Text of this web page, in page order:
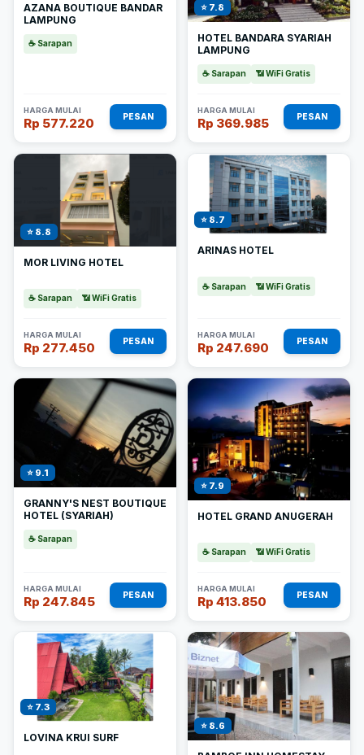
AZANA BOUTIQUE BANDAR
LAMPUNG
☕ Sarapan
HARGA MULAI
Rp 577.220 PESAN
⭐ 7.8
HOTEL BANDARA SYARIAH
LAMPUNG
☕ Sarapan 📶 WiFi Gratis
HARGA MULAI
Rp 369.985 PESAN
⭐ 8.8
MOR LIVING HOTEL
☕ Sarapan 📶 WiFi Gratis
HARGA MULAI
Rp 277.450 PESAN
⭐ 8.7
ARINAS HOTEL
☕ Sarapan 📶 WiFi Gratis
HARGA MULAI
Rp 247.690 PESAN
⭐ 9.1
GRANNY'S NEST BOUTIQUE
HOTEL (SYARIAH)
☕ Sarapan
HARGA MULAI
Rp 247.845 PESAN
⭐ 7.9
HOTEL GRAND ANUGERAH
☕ Sarapan 📶 WiFi Gratis
HARGA MULAI
Rp 413.850 PESAN
⭐ 7.3
LOVINA KRUI SURF
⭐ 8.6